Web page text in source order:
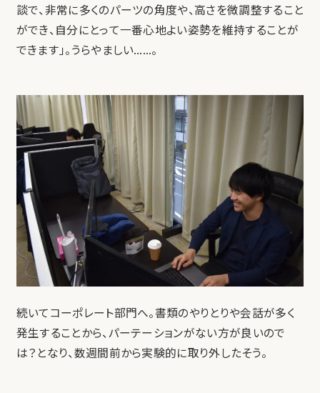
談で、非常に多くのパーツの角度や、高さを微調整すること
ができ、自分にとって一番心地よい姿勢を維持することが
できます」。うらやましい……。
続いてコーポレート部門へ。書類のやりとりや会話が多く
発生することから、パーテーションがない方が良いので
は？となり、数週間前から実験的に取り外したそう。